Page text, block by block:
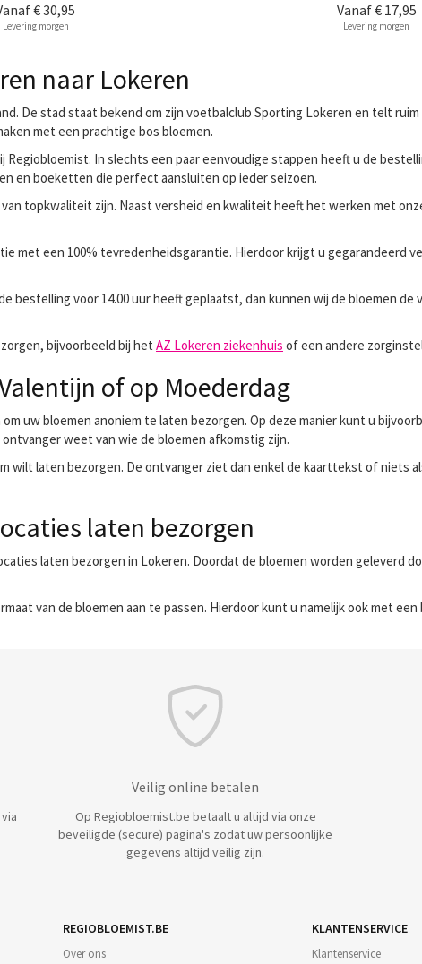
€ 30,95
Levering morgen
Vanaf€ 17,95
Levering morgen
naar Lokeren
De stad staat bekend om zijn voetbalclub Sporting Lokeren en telt ruim
met een prachtige bos bloemen.
In slechts een paar eenvoudige stappen heeft u de
en boeketten die perfect aansluiten op ieder seizoen.
topkwaliteit zijn. Naast versheid en kwaliteit heeft het werken met
met een 100% tevredenheidsgarantie. Hierdoor krijgt u gegarandeerd
bestelling voor 14.00 uur heeft geplaatst, dan kunnen wij de bloemen de
bijvoorbeeld bij het AZ Lokeren ziekenhuis of een andere
of op Moederdag
uw bloemen anoniem te laten bezorgen. Op deze manier kunt u
weet van wie de bloemen afkomstig zijn.
wilt laten bezorgen. De ontvanger ziet dan enkel de kaarttekst of niets
laten bezorgen
laten bezorgen in Lokeren. Doordat de bloemen worden geleverd
van de bloemen aan te passen. Hierdoor kunt u namelijk ook met
Veilig online betalen
Op Regiobloemist.be betaalt u altijd via onze
beveiligde (secure) pagina's zodat uw persoonlijke
gegevens altijd veilig zijn.
REGIOBLOEMIST.BE
Over ons
KLANTENSERVICE
Klantenservice